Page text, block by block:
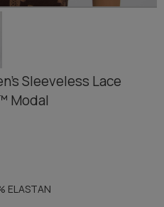
Sleeveless Lace
Modal
ELASTAN